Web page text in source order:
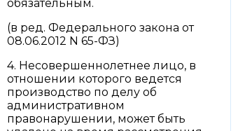
обязательным.
(в ред. Федерального закона от
08.06.2012 N 65-ФЗ)
4. Несовершеннолетнее лицо, в
отношении которого ведется
производство по делу об
административном
правонарушении, может быть